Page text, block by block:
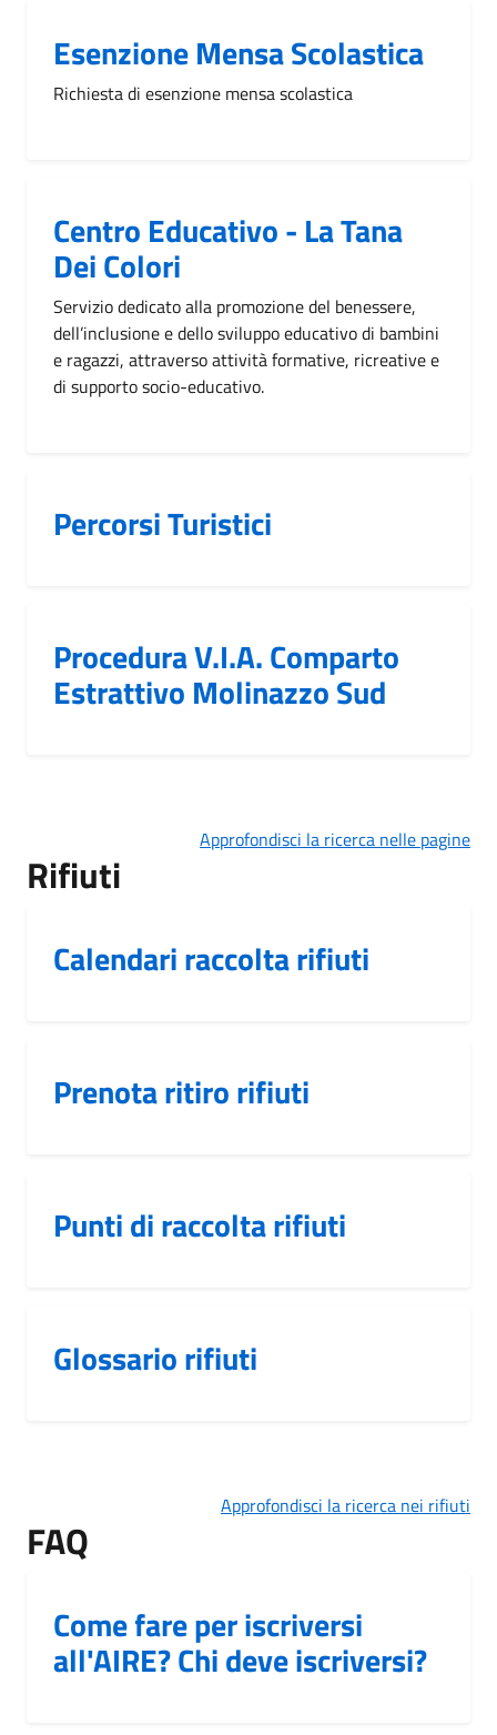
Esenzione Mensa Scolastica
Richiesta di esenzione mensa scolastica
Centro Educativo - La Tana
Dei Colori
Servizio dedicato alla promozione del benessere,
dell’inclusione e dello sviluppo educativo di bambini
e ragazzi, attraverso attività formative, ricreative e
di supporto socio-educativo.
Percorsi Turistici
Procedura V.I.A. Comparto
Estrattivo Molinazzo Sud
Approfondisci la ricerca nelle pagine
Rifiuti
Calendari raccolta rifiuti
Prenota ritiro rifiuti
Punti di raccolta rifiuti
Glossario rifiuti
Approfondisci la ricerca nei rifiuti
FAQ
Come fare per iscriversi
all'AIRE? Chi deve iscriversi?